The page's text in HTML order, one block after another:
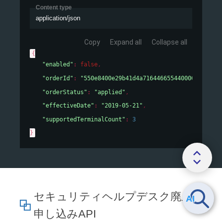
Content type
application/json
Copy Expand all Collapse all
{
"enabled" : false,
"orderId" : "550e8400e29b41d4a716446655440000"
"orderStatus" : "applied" ,
"effectiveDate" : "2019-05-21" ,
"supportedTerminalCount" : 3
}
セキュリティヘルプデスク廃止
申し込みAPI